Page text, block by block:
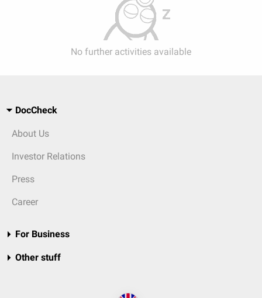
No further activities available
DocCheck
About Us
Investor Relations
Press
Career
For Business
Other stuff